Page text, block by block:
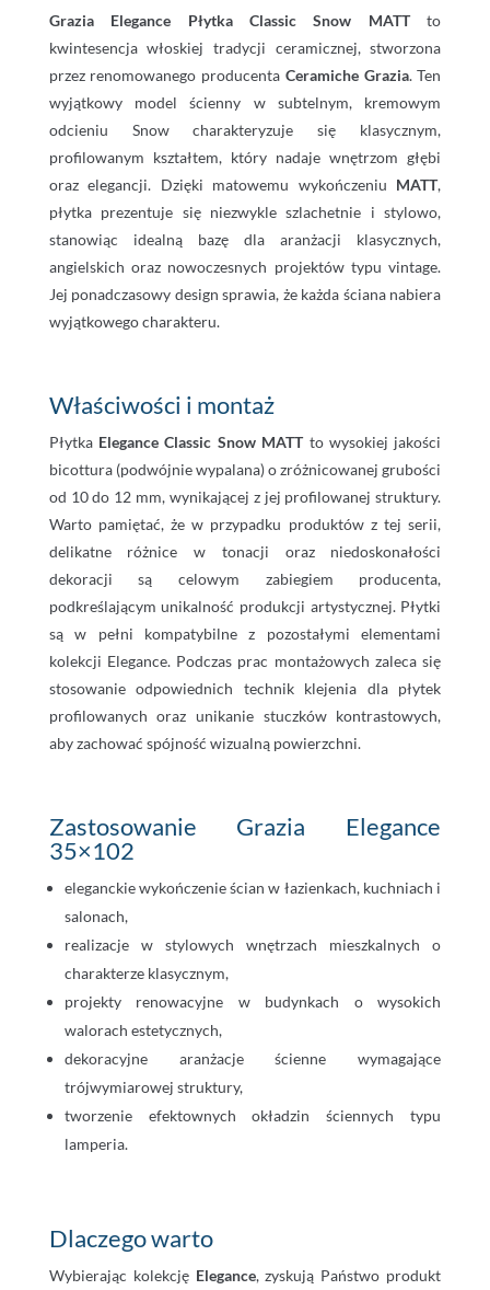
Grazia Elegance Płytka Classic Snow MATTto
kwintesencja włoskiej tradycji ceramicznej, stworzona
przez renomowanego producenta Ceramiche Grazia. Ten
wyjątkowy model ścienny w subtelnym, kremowym
odcieniu Snow charakteryzuje się klasycznym,
profilowanym kształtem, który nadaje wnętrzom głębi
oraz elegancji. Dzięki matowemu wykończeniu MATT,
płytka prezentuje się niezwykle szlachetnie i stylowo,
stanowiąc idealną bazę dla aranżacji klasycznych,
angielskich oraz nowoczesnych projektów typu vintage.
Jej ponadczasowy design sprawia, że każda ściana nabiera
wyjątkowego charakteru.
Właściwości i montaż
Płytka Elegance Classic Snow MATTto wysokiej jakości
bicottura (podwójnie wypalana) o zróżnicowanej grubości
od 10 do 12 mm, wynikającej z jej profilowanej struktury.
Warto pamiętać, że w przypadku produktów z tej serii,
delikatne różnice w tonacji oraz niedoskonałości
dekoracji są celowym zabiegiem producenta,
podkreślającym unikalność produkcji artystycznej. Płytki
są w pełni kompatybilne z pozostałymi elementami
kolekcji Elegance. Podczas prac montażowych zaleca się
stosowanie odpowiednich technik klejenia dla płytek
profilowanych oraz unikanie stuczków kontrastowych,
aby zachować spójność wizualną powierzchni.
Zastosowanie Grazia Elegance
35×102
eleganckie wykończenie ścian w łazienkach, kuchniach i
salonach,
realizacje w stylowych wnętrzach mieszkalnych o
charakterze klasycznym,
projekty renowacyjne w budynkach o wysokich
walorach estetycznych,
dekoracyjne aranżacje ścienne wymagające
trójwymiarowej struktury,
tworzenie efektownych okładzin ściennych typu
lamperia.
Dlaczego warto
Wybierając kolekcję Elegance, zyskują Państwo produkt